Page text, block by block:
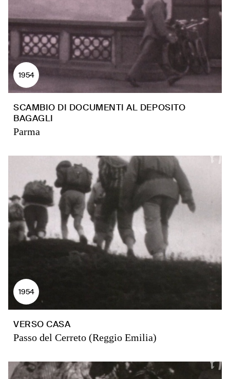
1954
SCAMBIO DI DOCUMENTI AL DEPOSITO
BAGAGLI
Parma
1954
VERSO CASA
Passo del Cerreto (Reggio Emilia)